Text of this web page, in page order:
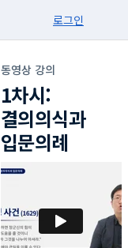
로그인
동영상 강의
1차시:
결의의식과
입문의례